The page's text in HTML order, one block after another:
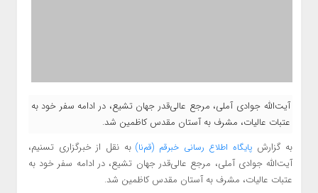
آیت‌الله جوادی آملی، مرجع عالی‌قدر جهان تشیع، در ادامه سفر خود به
عتبات عالیات، مشرف به آستان مقدس کاظمین شد.
به گزارشپایگاه اطلاع رسانی خبرقم (قم‌نا)به نقل از خبرگزاری تسنیم،
آیت‌الله جوادی آملی، مرجع عالی‌قدر جهان تشیع، در ادامه سفر خود به
عتبات عالیات، مشرف به آستان مقدس کاظمین شد.